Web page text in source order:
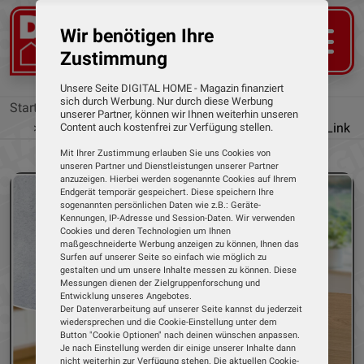
Startseite Tests
Smart Home Systeme
TP-Link
Tapo H500 CentralHub von TP-Link
Wir benötigen Ihre
Zustimmung
Unsere Seite DIGITAL HOME - Magazin finanziert
sich durch Werbung. Nur durch diese Werbung
unserer Partner, können wir Ihnen weiterhin unseren
Content auch kostenfrei zur Verfügung stellen.
Mit Ihrer Zustimmung erlauben Sie uns Cookies von
unseren Partner und Dienstleistungen unserer Partner
anzuzeigen. Hierbei werden sogenannte Cookies auf Ihrem
Endgerät temporär gespeichert. Diese speichern Ihre
sogenannten persönlichen Daten wie z.B.: Geräte-
Kennungen, IP-Adresse und Session-Daten. Wir verwenden
Cookies und deren Technologien um Ihnen
maßgeschneiderte Werbung anzeigen zu können, Ihnen das
Surfen auf unserer Seite so einfach wie möglich zu
gestalten und um unsere Inhalte messen zu können. Diese
Messungen dienen der Zielgruppenforschung und
Entwicklung unseres Angebotes.
Der Datenverarbeitung auf unserer Seite kannst du jederzeit
wiedersprechen und die Cookie-Einstellung unter dem
Button "Cookie Optionen" nach deinen wünschen anpassen.
Je nach Einstellung werden dir einige unserer Inhalte dann
nicht weiterhin zur Verfügung stehen. Die aktuellen Cookie-